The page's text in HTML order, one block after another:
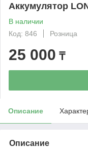
Аккумулятор
В наличии
Код: 846
Розница
25 000 ₸
Описание
Описание